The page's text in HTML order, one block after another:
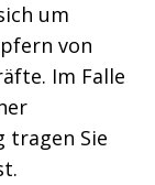
um
von
Im Falle
tragen Sie